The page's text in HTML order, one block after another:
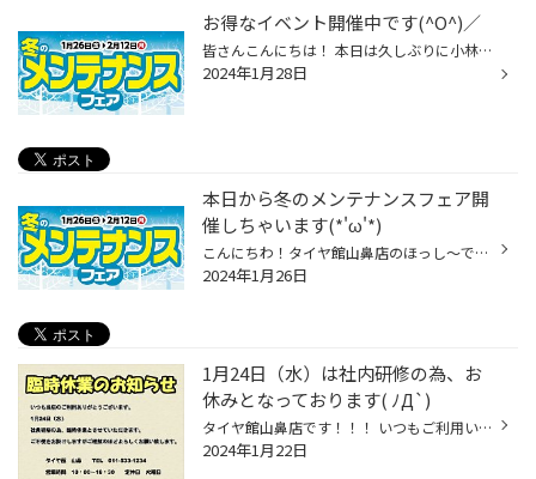
お得なイベント開催中です(^O^)／
皆さんこんにちは！ 本日は久しぶりに小林が更新致します。 最近は雪が積もって何処も渋滞していてとても大変でしたよね(-_-;) 僕も除雪で腰を痛めそうになったので、みなさんも くれぐれもお気をつけ下さい！ さて本日のブログにもどります！ いきなりですが、今山鼻店ではお得なイベントを開催中...
2024年1月28日
本日から冬のメンテナンスフェア開
催しちゃいます(*'ω'*)
こんにちわ！タイヤ館山鼻店のほっし～です！！！！ 新しい年を迎えてお休みもあり車を使う機会も多かった方も多いかと思いますが・・・ お車のメンテナンスはされてますでしょうか？？ この時期は車にとって過酷な季節でもありますのでしっかりとしたメンテナンスが非常に大事になってきます！！！...
2024年1月26日
1月24日（水）は社内研修の為、お
休みとなっております( ﾉД`)
タイヤ館山鼻店です！！！ いつもご利用いただきありがとうございます！！！ 明日、23日（火）はいつも通りの定休日なのですが 24日（水）も社内研修の為、臨時休業となっております( ﾉД`) なので皆様と次にお会いできるのは25（木）になります！！！！！
2024年1月22日